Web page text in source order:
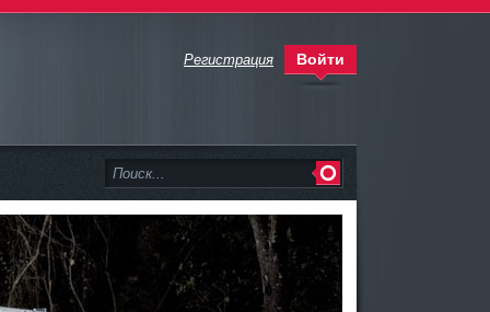
Регистрация Войти